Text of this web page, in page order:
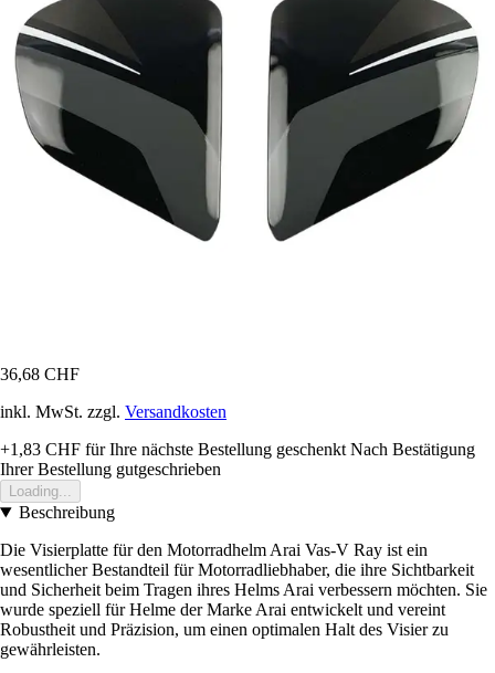
36,68 CHF
inkl. MwSt. zzgl. Versandkosten
+1,83 CHF für Ihre nächste Bestellung geschenkt Nach Bestätigung
Ihrer Bestellung gutgeschrieben
Loading...
Beschreibung
Die Visierplatte für den Motorradhelm Arai Vas-V Ray ist ein
wesentlicher Bestandteil für Motorradliebhaber, die ihre Sichtbarkeit
und Sicherheit beim Tragen ihres Helms Arai verbessern möchten. Sie
wurde speziell für Helme der Marke Arai entwickelt und vereint
Robustheit und Präzision, um einen optimalen Halt des Visier zu
gewährleisten.